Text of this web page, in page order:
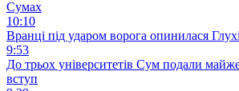
Сумах
10:10
Вранці під ударом ворога опинилася
9:53
До трьох університетів Сум подали
вступ